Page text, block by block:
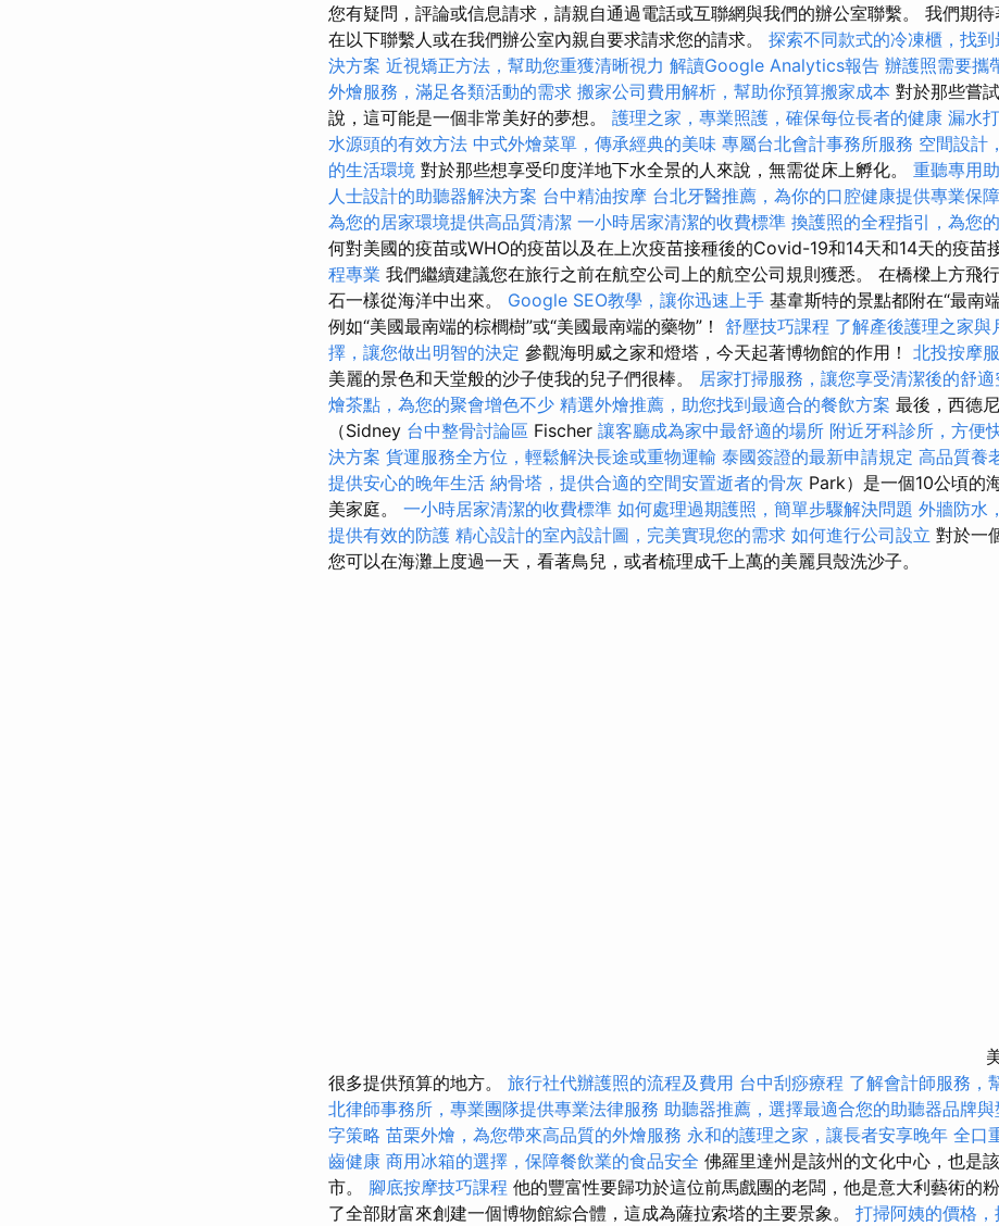
您有疑問，評論或信息請求，請親自通過電話或互聯網與我們的辦公室聯繫。 我們期
在以下聯繫人或在我們辦公室內親自要求請求您的請求。 探索不同款式的冷凍櫃，找
決方案 近視矯正方法，幫助您重獲清晰視力 解讀Google Analytics報告 辦護照需要攜
外燴服務，滿足各類活動的需求 搬家公司費用解析，幫助你預算搬家成本 對於那些嘗
說，這可能是一個非常美好的夢想。 護理之家，專業照護，確保每位長者的健康 漏水
水源頭的有效方法 中式外燴菜單，傳承經典的美味 專屬台北會計事務所服務 空間設計
的生活環境 對於那些想享受印度洋地下水全景的人來說，無需從床上孵化。 重聽專用
人士設計的助聽器解決方案 台中精油按摩 台北牙醫推薦，為你的口腔健康提供專業保障
為您的居家環境提供高品質清潔 一小時居家清潔的收費標準 換護照的全程指引，為您
何對美國的疫苗或WHO的疫苗以及在上次疫苗接種後的Covid-19和14天和14天的疫苗
程專業 我們繼續建議您在旅行之前在航空公司上的航空公司規則獲悉。 在橋樑上方飛
石一樣從海洋中出來。 Google SEO教學，讓你迅速上手 基韋斯特的景點都附在“最南
例如“美國最南端的棕櫚樹”或“美國最南端的藥物”！ 舒壓技巧課程 了解產後護理之家與
擇，讓您做出明智的決定 參觀海明威之家和燈塔，今天起著博物館的作用！ 北投按摩
美麗的景色和天堂般的沙子使我的兒子們很棒。 居家打掃服務，讓您享受清潔後的舒適
燴茶點，為您的聚會增色不少 精選外燴推薦，助您找到最適合的餐飲方案 最後，西德
（Sidney 台中整骨討論區 Fischer 讓客廳成為家中最舒適的場所 附近牙科診所，方便
決方案 貨運服務全方位，輕鬆解決長途或重物運輸 泰國簽證的最新申請規定 高品質養
提供安心的晚年生活 納骨塔，提供合適的空間安置逝者的骨灰 Park）是一個10公頃的
美家庭。 一小時居家清潔的收費標準 如何處理過期護照，簡單步驟解決問題 外牆防水
提供有效的防護 精心設計的室內設計圖，完美實現您的需求 如何進行公司設立 對於一
您可以在海灘上度過一天，看著鳥兒，或者梳理成千上萬的美麗貝殼洗沙子。
很多提供預算的地方。 旅行社代辦護照的流程及費用 台中刮痧療程 了解會計師服務，
北律師事務所，專業團隊提供專業法律服務 助聽器推薦，選擇最適合您的助聽器品牌與
字策略 苗栗外燴，為您帶來高品質的外燴服務 永和的護理之家，讓長者安享晚年 全口
齒健康 商用冰箱的選擇，保障餐飲業的食品安全 佛羅里達州是該州的文化中心，也是
市。 腳底按摩技巧課程 他的豐富性要歸功於這位前馬戲團的老闆，他是意大利藝術的
了全部財富來創建一個博物館綜合體，這成為薩拉索塔的主要景象。 打掃阿姨的價格